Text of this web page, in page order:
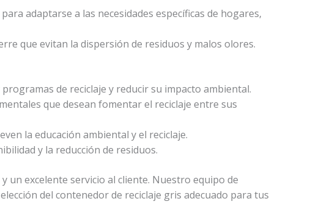
adaptarse a las necesidades específicas de hogares,
que evitan la dispersión de residuos y malos olores.
de reciclaje y reducir su impacto ambiental.
que desean fomentar el reciclaje entre sus
la educación ambiental y el reciclaje.
y la reducción de residuos.
un excelente servicio al cliente. Nuestro equipo de
del contenedor de reciclaje gris adecuado para tus